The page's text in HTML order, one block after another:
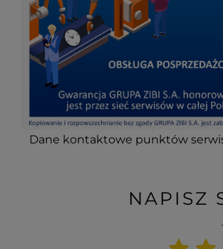
Dane kontaktowe punktów
NAPISZ